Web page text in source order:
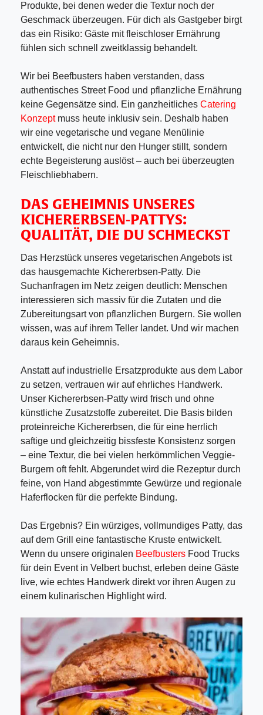
Produkte, bei denen weder die Textur noch der
Geschmack überzeugen. Für dich als Gastgeber birgt
das ein Risiko: Gäste mit fleischloser Ernährung
fühlen sich schnell zweitklassig behandelt.
Wir bei Beefbusters haben verstanden, dass
authentisches Street Food und pflanzliche Ernährung
keine Gegensätze sind. Ein ganzheitliches Catering
Konzeptmuss heute inklusiv sein. Deshalb haben
wir eine vegetarische und vegane Menülinie
entwickelt, die nicht nur den Hunger stillt, sondern
echte Begeisterung auslöst – auch bei überzeugten
Fleischliebhabern.
DAS GEHEIMNIS UNSERES
KICHERERBSEN-PATTYS:
QUALITÄT, DIE DU SCHMECKST
Das Herzstück unseres vegetarischen Angebots ist
das hausgemachte Kichererbsen-Patty. Die
Suchanfragen im Netz zeigen deutlich: Menschen
interessieren sich massiv für die Zutaten und die
Zubereitungsart von pflanzlichen Burgern. Sie wollen
wissen, was auf ihrem Teller landet. Und wir machen
daraus kein Geheimnis.
Anstatt auf industrielle Ersatzprodukte aus dem Labor
zu setzen, vertrauen wir auf ehrliches Handwerk.
Unser Kichererbsen-Patty wird frisch und ohne
künstliche Zusatzstoffe zubereitet. Die Basis bilden
proteinreiche Kichererbsen, die für eine herrlich
saftige und gleichzeitig bissfeste Konsistenz sorgen
– eine Textur, die bei vielen herkömmlichen Veggie-
Burgern oft fehlt. Abgerundet wird die Rezeptur durch
feine, von Hand abgestimmte Gewürze und regionale
Haferflocken für die perfekte Bindung.
Das Ergebnis? Ein würziges, vollmundiges Patty, das
auf dem Grill eine fantastische Kruste entwickelt.
Wenn du unsere originalen Beefbusters Food Trucks
für dein Event in Velbert buchst, erleben deine Gäste
live, wie echtes Handwerk direkt vor ihren Augen zu
einem kulinarischen Highlight wird.